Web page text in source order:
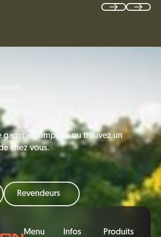
gamme complète ou trouvez un
chez vous.
Revendeurs
page
Menu Infos Produits